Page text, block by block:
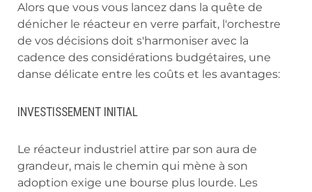
Alors que vous vous lancez dans la quête de
dénicher le réacteur en verre parfait, l'orchestre
de vos décisions doit s'harmoniser avec la
cadence des considérations budgétaires, une
danse délicate entre les coûts et les avantages:
INVESTISSEMENT INITIAL
Le réacteur industriel attire par son aura de
grandeur, mais le chemin qui mène à son
adoption exige une bourse plus lourde. Les